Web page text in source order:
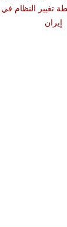
تغيير النظام في
إيران